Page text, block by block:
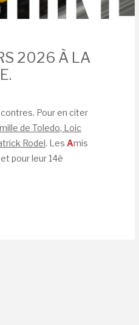
2026 À LA
Pour en citer
de Toledo, Loic
Rodel. Les Amis
pour leur 14è